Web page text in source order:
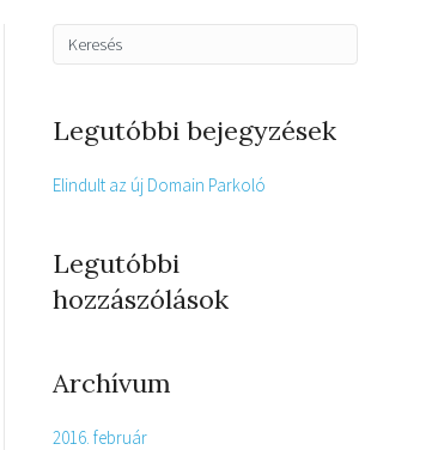
Legutóbbi bejegyzések
Elindult az új Domain Parkoló
Legutóbbi
hozzászólások
Archívum
2016. február